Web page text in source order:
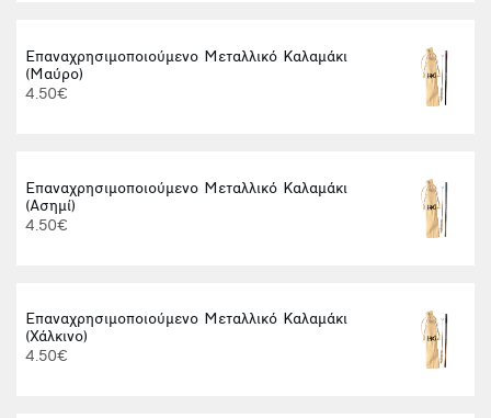
Επαναχρησιμοποιούμενο Μεταλλικό Καλαμάκι
(Μαύρο)
4.50€
Επαναχρησιμοποιούμενο Μεταλλικό Καλαμάκι
(Ασημί)
4.50€
Επαναχρησιμοποιούμενο Μεταλλικό Καλαμάκι
(Χάλκινο)
4.50€